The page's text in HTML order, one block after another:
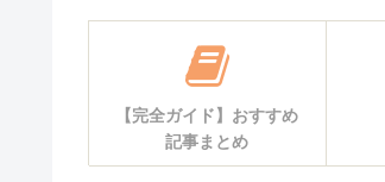
【完全ガイド】おすすめ
記事まとめ